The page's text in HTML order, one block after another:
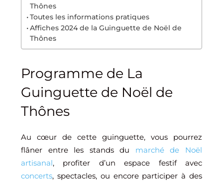
Thônes
Toutes les informations pratiques
Affiches 2024 de la Guinguette de Noël de
Thônes
Programme de La
Guinguette de Noël de
Thônes
Au cœur de cette guinguette, vous pourrez
flâner entre les stands du marché de Noël
artisanal, profiter d’un espace festif avec
concerts, spectacles, ou encore participer à des